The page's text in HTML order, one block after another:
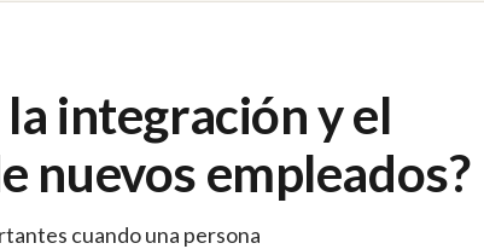
integración y el
nuevos empleados?
cuando una persona